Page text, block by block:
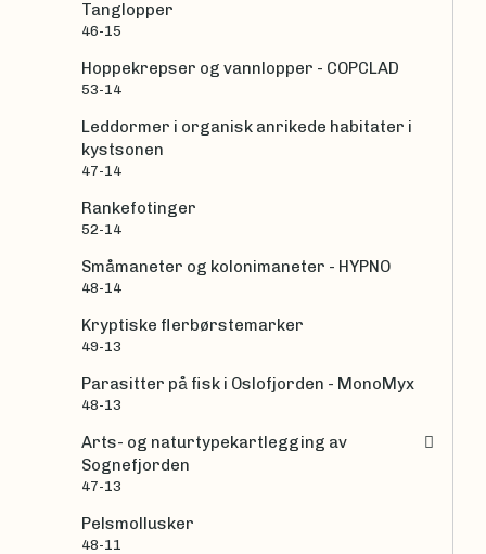
Tanglopper
46-15
Hoppekrepser og vannlopper - COPCLAD
53-14
Leddormer i organisk anrikede habitater i
kystsonen
47-14
Rankefotinger
52-14
Småmaneter og kolonimaneter - HYPNO
48-14
Kryptiske flerbørstemarker
49-13
Parasitter på fisk i Oslofjorden - MonoMyx
48-13
Arts- og naturtypekartlegging av
Sognefjorden
47-13
Pelsmollusker
48-11